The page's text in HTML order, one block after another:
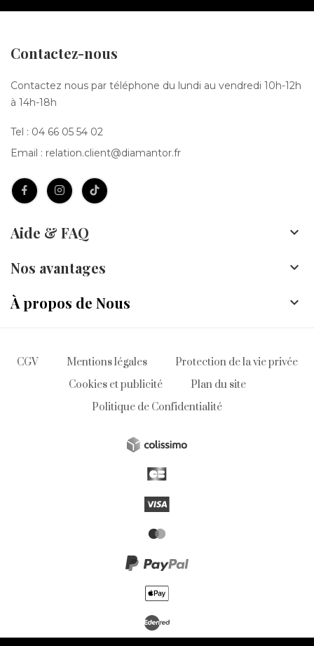
Contactez-nous
Contactez nous par téléphone du lundi au vendredi 10h-12h
à 14h-18h
Tel : 04 66 05 54 02
Email : relation.client@diamantor.fr
Aide & FAQ 
Nos avantages 
À propos de Nous 
CGV Mentions légales
Protection de la vie privée
Cookies et publicité
Plan du site
Politique de Confidentialité